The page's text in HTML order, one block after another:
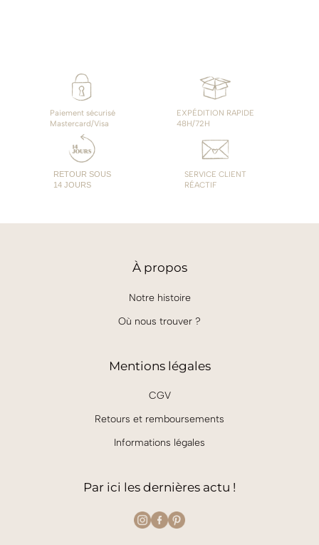
Paiement sécurisé
Mastercard/Visa
EXPÉDITION RAPIDE
48H/72H
RETOUR SOUS
14 JOURS
SERVICE CLIENT
RÉACTIF
Àpropos
Notre histoire
Où nous trouver ?
Mentions légales
CGV
Retours et remboursements
Informations légales
Par ici les dernières actu !